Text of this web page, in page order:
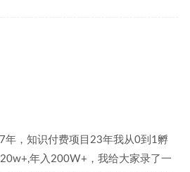
年，知识付费项目23年我从0到1孵
年入200W+，我给大家录了一